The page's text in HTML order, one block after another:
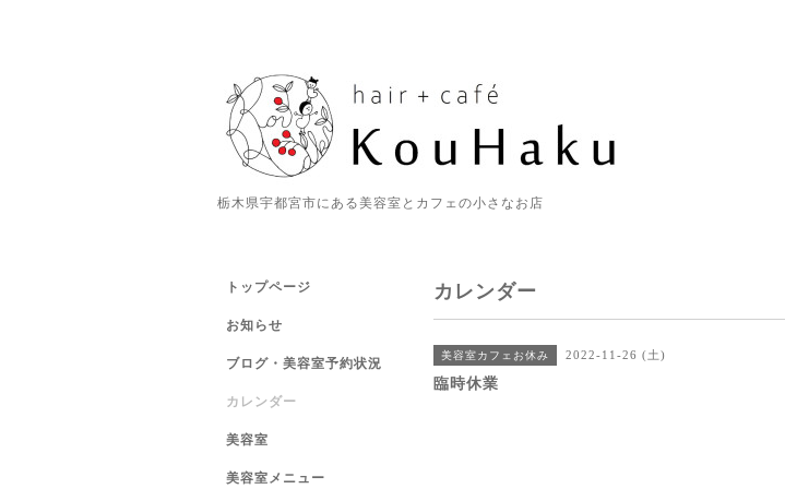
栃木県宇都宮市にある美容室とカフェの小さなお店
カレンダー
美容室カフェお休み 2022-11-26 (土)
臨時休業
トップページ
お知らせ
ブログ・美容室予約状況
カレンダー
美容室
美容室メニュー